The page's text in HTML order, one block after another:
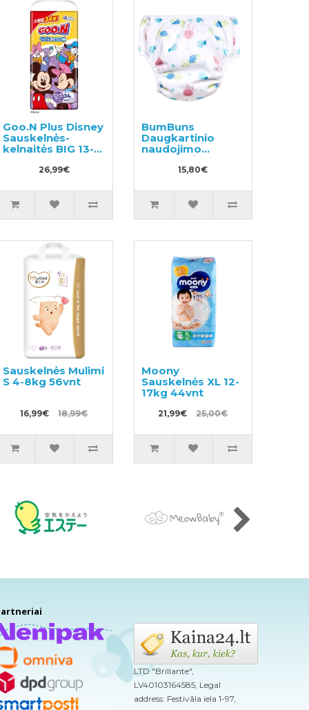
Goo.N Plus Disney
Sauskelnės-
kelnaitės BIG 13-
26,99€
BumBuns
Daugkartinio
naudojimo
sauskelnės
plaukimui ir
L 14-20kg
15,80€
Sauskelnės Mulimi
S 4-8kg 56vnt
16,99€ 18,99€
Moony
Sauskelnės XL 12-
17kg 44vnt
21,99€ 25,00€
LTD "Brillante",
LV40103164585, Legal
address: Festivāla iela 1-97,